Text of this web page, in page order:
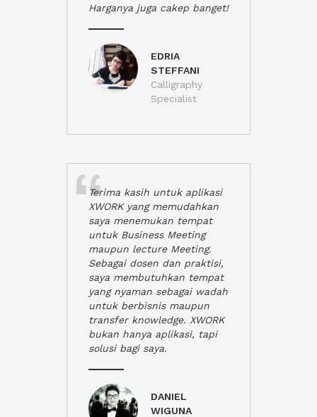
Harganya juga cakep banget!
EDRIA
STEFFANI
Calligraphy
Specialist
Terima kasih untuk aplikasi
XWORK yang memudahkan
saya menemukan tempat
untuk Business Meeting
maupun lecture Meeting.
Sebagai dosen dan praktisi,
saya membutuhkan tempat
yang nyaman sebagai wadah
untuk berbisnis maupun
transfer knowledge. XWORK
bukan hanya aplikasi, tapi
solusi bagi saya.
DANIEL
WIGUNA